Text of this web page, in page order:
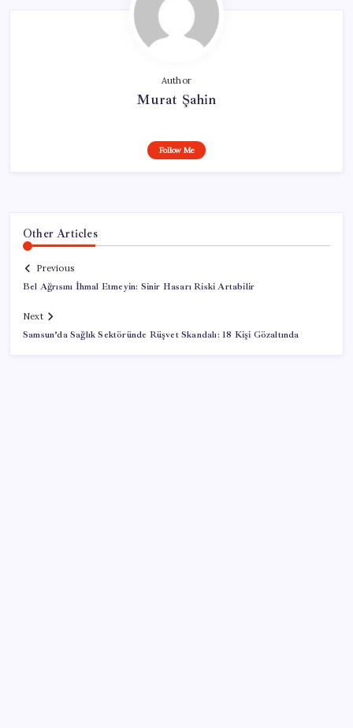
Author
Murat Şahin
Follow Me
Other Articles
Previous
Bel Ağrısını İhmal Etmeyin: Sinir Hasarı Riski Artabilir
Next
Samsun’da Sağlık Sektöründe Rüşvet Skandalı: 18 Kişi Gözaltında